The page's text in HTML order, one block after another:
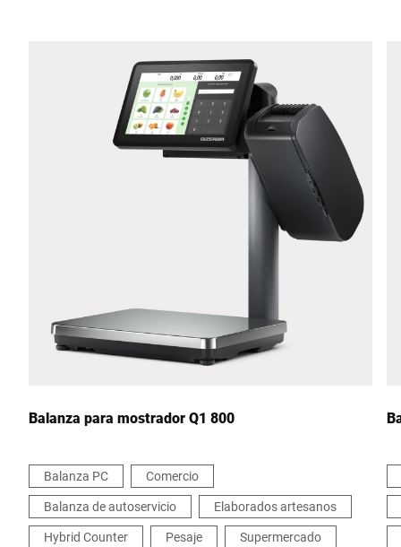
Código postal *
Escríbenos tu mensaje *
Por la presente confirmo que acepto el uso de mis datos para
procesar esta solicitud Se puede encontrar más información en
Balanza para mostrador Q1 800
Balanza PC
Comercio
Balanza de autoservicio
Elaborados artesanos
Hybrid Counter
Pesaje Supermercado